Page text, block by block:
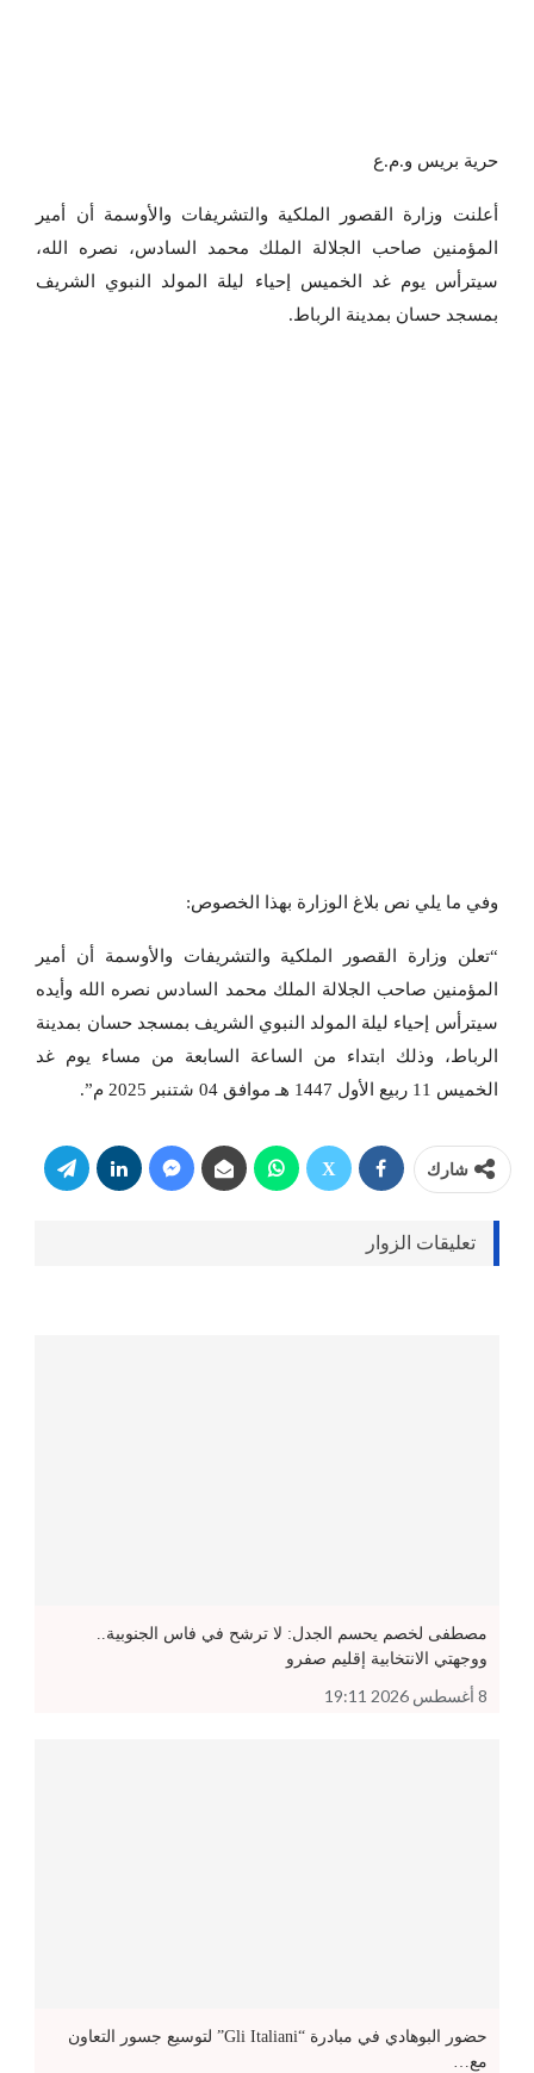
حرية بريس و.م.ع
أعلنت وزارة القصور الملكية والتشريفات والأوسمة أن أمير
المؤمنين صاحب الجلالة الملك محمد السادس، نصره الله،
سيترأس يوم غد الخميس إحياء ليلة المولد النبوي الشريف
بمسجد حسان بمدينة الرباط.
وفي ما يلي نص بلاغ الوزارة بهذا الخصوص:
“تعلن وزارة القصور الملكية والتشريفات والأوسمة أن أمير
المؤمنين صاحب الجلالة الملك محمد السادس نصره الله وأيده
سيترأس إحياء ليلة المولد النبوي الشريف بمسجد حسان بمدينة
الرباط، وذلك ابتداء من الساعة السابعة من مساء يوم غد
الخميس 11 ربيع الأول 1447 هـ موافق 04 شتنبر 2025 م”.
شارك
تعليقات الزوار
مصطفى لخصم يحسم الجدل: لا ترشح في فاس الجنوبية..
ووجهتي الانتخابية إقليم صفرو
8 أغسطس 2026 19:11
حضور البوهادي في مبادرة “Gli Italiani” لتوسيع جسور التعاون
مع…